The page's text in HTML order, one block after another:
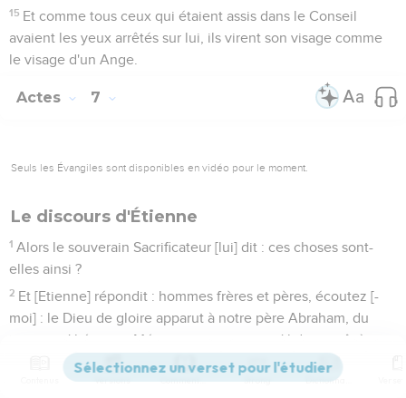
15 Et comme tous ceux qui étaient assis dans le Conseil
avaient les yeux arrêtés sur lui, ils virent son visage comme
le visage d'un Ange.
Actes 7
Seuls les Évangiles sont disponibles en vidéo pour le moment.
Le discours d'Étienne
1 Alors le souverain Sacrificateur [lui] dit : ces choses sont-
elles ainsi ?
2 Et [Etienne] répondit : hommes frères et pères, écoutez [-
moi] : le Dieu de gloire apparut à notre père Abraham, du
temps qu'il était en Mésopotamie, avant qu'il demeurât à
Versions Commentaires Strong